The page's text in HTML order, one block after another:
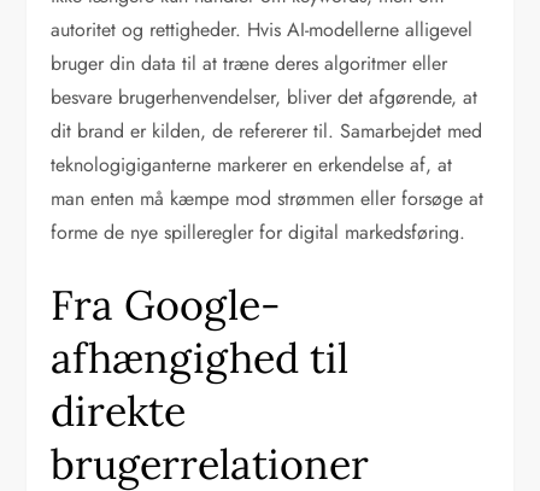
autoritet og rettigheder. Hvis AI-modellerne alligevel
bruger din data til at træne deres algoritmer eller
besvare brugerhenvendelser, bliver det afgørende, at
dit brand er kilden, de refererer til. Samarbejdet med
teknologigiganterne markerer en erkendelse af, at
man enten må kæmpe mod strømmen eller forsøge at
forme de nye spilleregler for digital markedsføring.
Fra Google-
afhængighed til
direkte
brugerrelationer